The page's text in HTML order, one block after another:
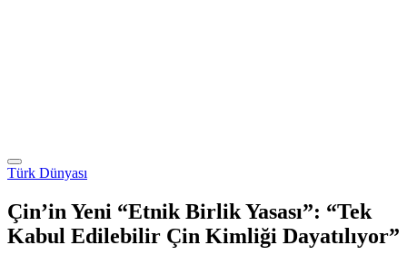
Türk Dünyası
Çin’in Yeni “Etnik Birlik Yasası”: “Tek
Kabul Edilebilir Çin Kimliği Dayatılıyor”